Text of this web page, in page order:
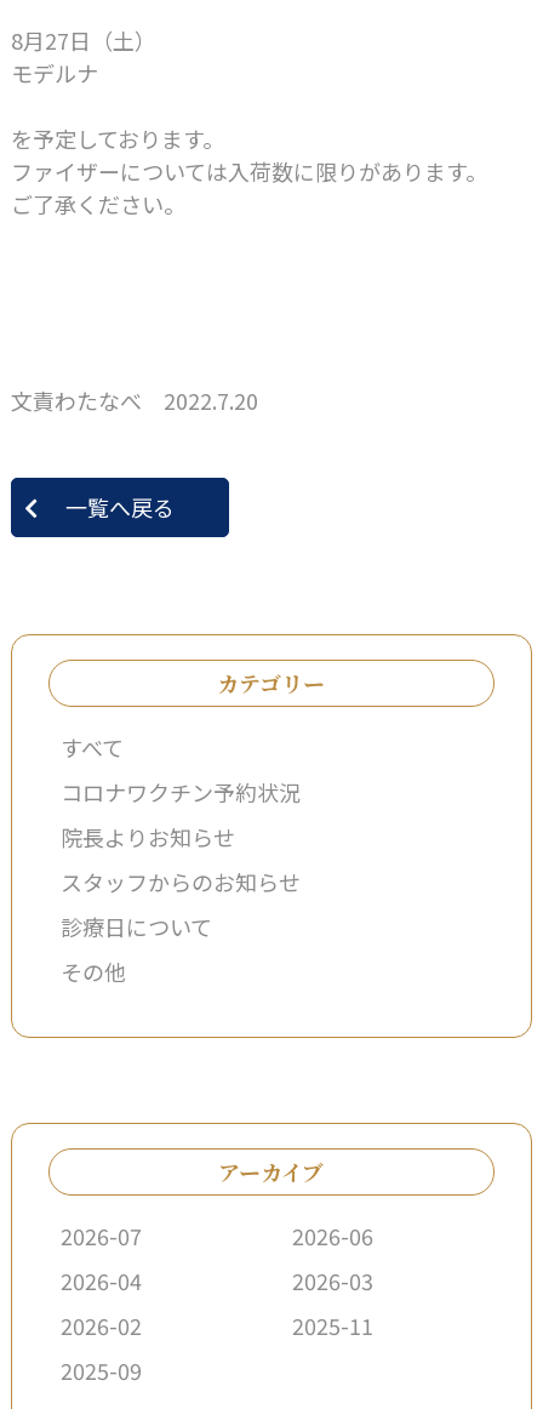
8月27日（土）
モデルナ
を予定しております。
ファイザーについては入荷数に限りがあります。
ご了承ください。
文責わたなべ 2022.7.20
一覧へ戻る
カテゴリー
すべて
コロナワクチン予約状況
院長よりお知らせ
スタッフからのお知らせ
診療日について
その他
アーカイブ
2026-07
2026-06
2026-04
2026-03
2026-02
2025-11
2025-09